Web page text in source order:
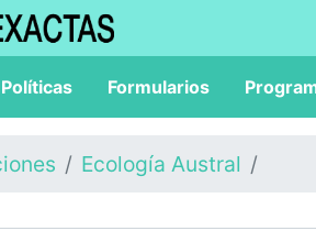
Políticas Formularios
Ecología Austral